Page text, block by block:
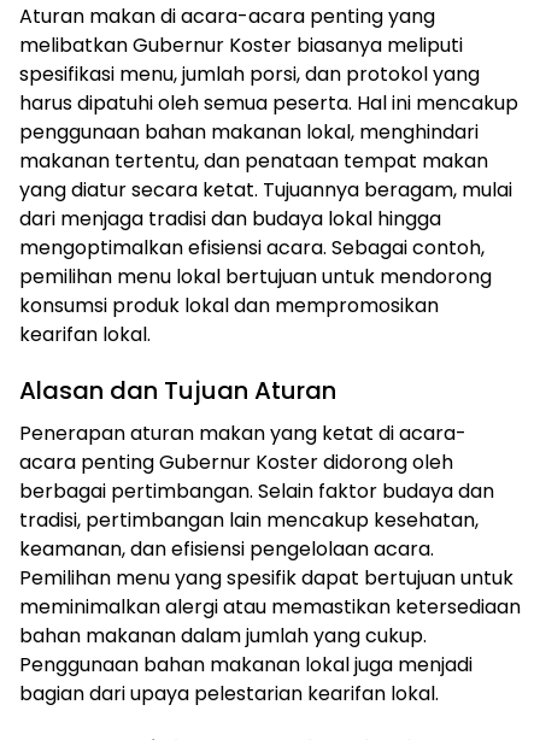
Aturan makan di acara-acara penting yang
melibatkan Gubernur Koster biasanya meliputi
spesifikasi menu, jumlah porsi, dan protokol yang
harus dipatuhi oleh semua peserta. Hal ini mencakup
penggunaan bahan makanan lokal, menghindari
makanan tertentu, dan penataan tempat makan
yang diatur secara ketat. Tujuannya beragam, mulai
dari menjaga tradisi dan budaya lokal hingga
mengoptimalkan efisiensi acara. Sebagai contoh,
pemilihan menu lokal bertujuan untuk mendorong
konsumsi produk lokal dan mempromosikan
kearifan lokal.
Alasan dan Tujuan Aturan
Penerapan aturan makan yang ketat di acara-
acara penting Gubernur Koster didorong oleh
berbagai pertimbangan. Selain faktor budaya dan
tradisi, pertimbangan lain mencakup kesehatan,
keamanan, dan efisiensi pengelolaan acara.
Pemilihan menu yang spesifik dapat bertujuan untuk
meminimalkan alergi atau memastikan ketersediaan
bahan makanan dalam jumlah yang cukup.
Penggunaan bahan makanan lokal juga menjadi
bagian dari upaya pelestarian kearifan lokal.